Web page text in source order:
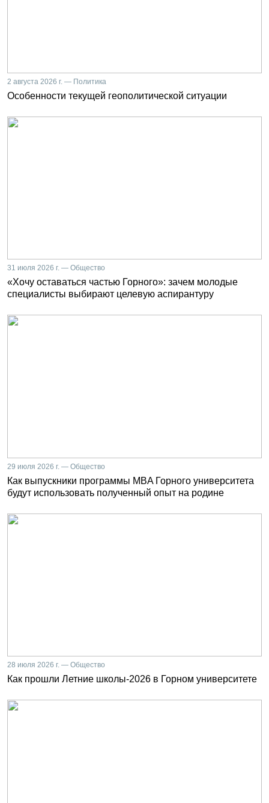
2 августа 2026 г. — Политика
Особенности текущей геополитической ситуации
31 июля 2026 г. — Общество
«Хочу оставаться частью Горного»: зачем молодые
специалисты выбирают целевую аспирантуру
29 июля 2026 г. — Общество
Как выпускники программы MBA Горного университета
будут использовать полученный опыт на родине
28 июля 2026 г. — Общество
Как прошли Летние школы-2026 в Горном университете